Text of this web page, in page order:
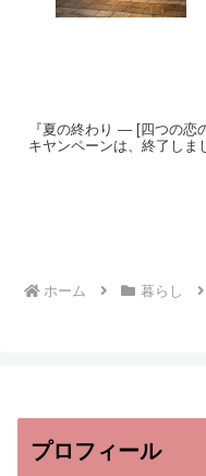
『夏の終わり ― [四つの恋
キヤンペーンは、終了しま
ホーム 暮らし
プロフィール